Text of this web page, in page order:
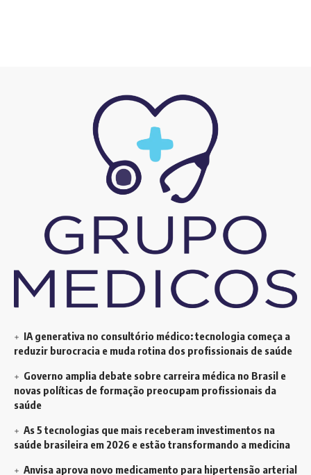
IA generativa no consultório médico: tecnologia começa a
reduzir burocracia e muda rotina dos profissionais de saúde
Governo amplia debate sobre carreira médica no Brasil e
novas políticas de formação preocupam profissionais da
saúde
As 5 tecnologias que mais receberam investimentos na
saúde brasileira em 2026 e estão transformando a medicina
Anvisa aprova novo medicamento para hipertensão arterial